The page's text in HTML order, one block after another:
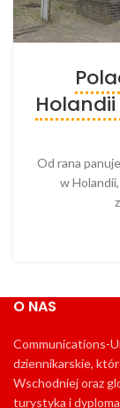
Od rana
w
O NAS
Communications-
dziennikarskie,
Wschodniej oraz
turystyka i